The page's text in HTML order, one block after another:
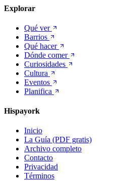
Explorar
Qué ver
Barrios
Qué hacer
Dónde comer
Curiosidades
Cultura
Eventos
Planifica
Hispayork
Inicio
La Guía (PDF gratis)
Archivo completo
Contacto
Privacidad
Términos